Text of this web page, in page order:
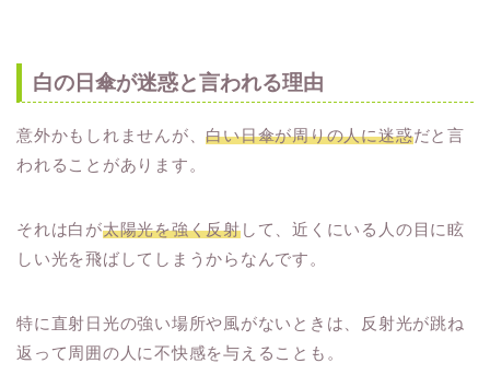
白の日傘が迷惑と言われる理由
意外かもしれませんが、白い日傘が周りの人に迷惑だと言
われることがあります。
それは白が太陽光を強く反射して、近くにいる人の目に眩
しい光を飛ばしてしまうからなんです。
特に直射日光の強い場所や風がないときは、反射光が跳ね
返って周囲の人に不快感を与えることも。